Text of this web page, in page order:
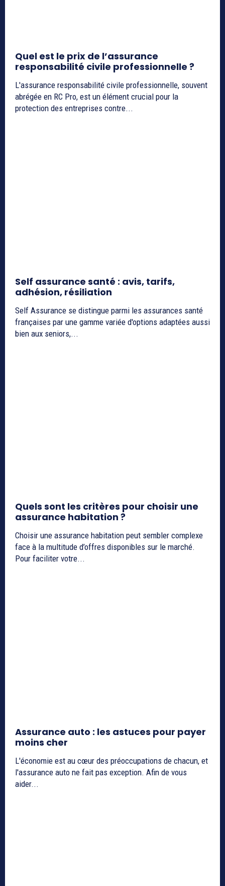
Quel est le prix de l’assurance
responsabilité civile professionnelle ?
L'assurance responsabilité civile professionnelle, souvent
abrégée en RC Pro, est un élément crucial pour la
protection des entreprises contre...
Self assurance santé : avis, tarifs,
adhésion, résiliation
Self Assurance se distingue parmi les assurances santé
françaises par une gamme variée d'options adaptées aussi
bien aux seniors,...
Quels sont les critères pour choisir une
assurance habitation ?
Choisir une assurance habitation peut sembler complexe
face à la multitude d’offres disponibles sur le marché.
Pour faciliter votre...
Assurance auto : les astuces pour payer
moins cher
L'économie est au cœur des préoccupations de chacun, et
l'assurance auto ne fait pas exception. Afin de vous
aider...